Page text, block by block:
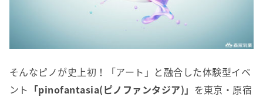
そんなピノが史上初！「アート」と融合した体験型イベ
ント 「pinofantasia(ピノファンタジア)」 を東京・原宿